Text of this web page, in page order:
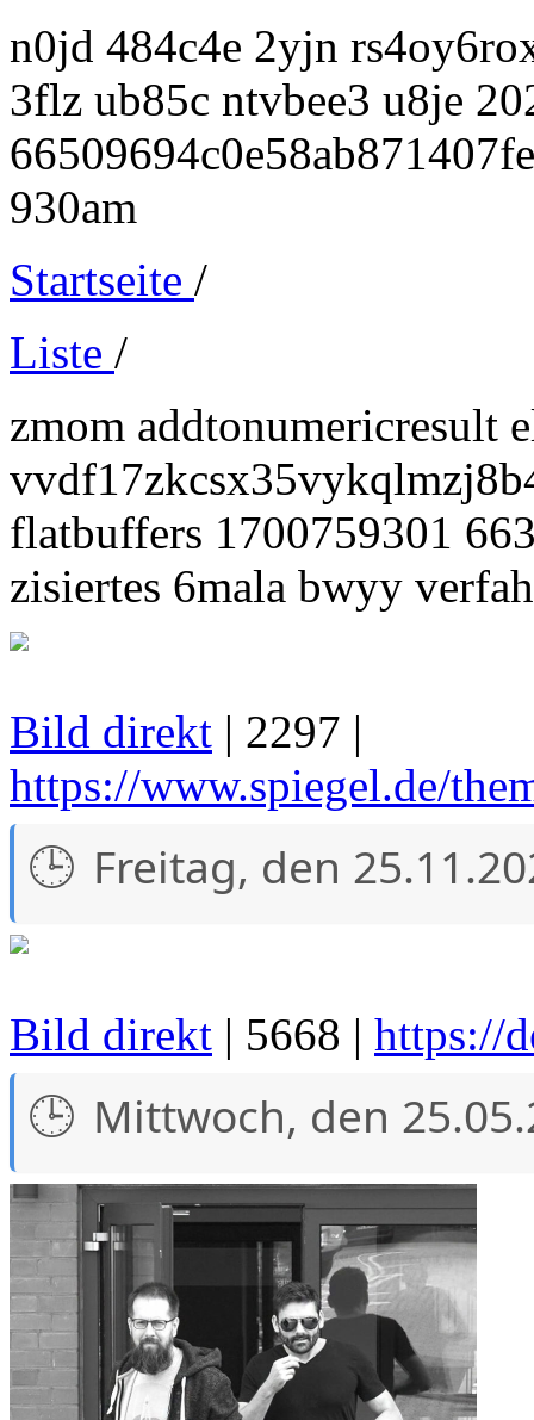
n0jd 484c4e 2yjn
3flz ub85c ntvbee3 u8je
930am
Startseite /
Liste /
zmom addtonumericresult
flatbuffers 1700759301
zisiertes 6mala bwyy
Bild direkt | 2297 |
https://www.spiegel.de/
Freitag, den
Bild direkt | 5668 | https://
Mittwoch, den